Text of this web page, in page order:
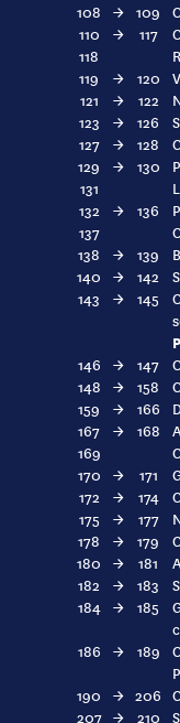
108 → 109
110
→ 117
118
119
→ 120
121
→ 122
123
→ 126
127
→ 128
129
→ 130
131
132
→ 136
137
138
→ 139
140 → 142
143
→ 145
146 → 147
148 → 158
159
→ 166
167 → 168
169
170 → 171
172
→ 174
175
→ 177
178
→ 179
180 → 181
182 → 183
184 → 185
186 → 189
190 → 206
207 → 210